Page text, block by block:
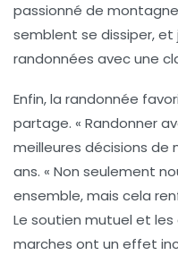
passionné de
semblent se dissiper,
randonnées avec une
Enfin, la randonnée
partage. « Randonner
meilleures décisions de
ans. « Non seulement
ensemble, mais cela
Le soutien mutuel et
marches ont un effet